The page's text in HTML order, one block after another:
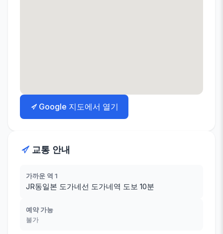
Google 지도에서 열기
교통 안내
가까운 역 1
JR동일본 도가네선 도가네역 도보 10분
예약 가능
불가